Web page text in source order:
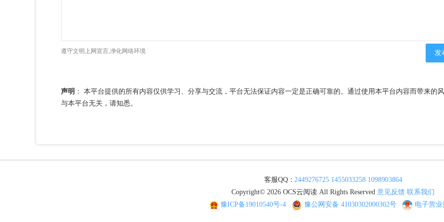
遵守文明上网宣言,净化网络环境
声明 ： 本平台提供的所有内容仅供学习、分享与交流，平台无法保证内容一定是正确可靠的。通过使用本平台内容而带来的
与本平台无关，请知悉。
客服QQ：2449276725 1455033258 1098903864
Copyright© 2026 OCS云阅读 All Rights Reserved 意见反馈 联系我们
豫ICP备19010540号-4
豫公网安备 41030302000302号 电子营业